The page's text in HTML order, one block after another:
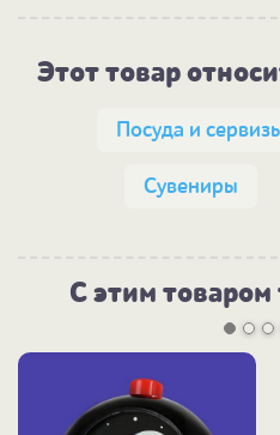
Этот товар
Посуда и
Сувениры
С этим товаром